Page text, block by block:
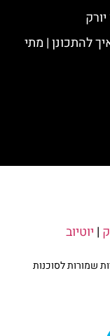
להתכונן | מתי
| יוטיוב
שמורות לסוכנות